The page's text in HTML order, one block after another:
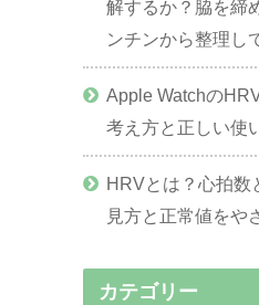
解するか？脇を締
ンチンから整理し
Apple Watchの
考え方と正しい使
HRVとは？心拍数
見方と正常値をや
カテゴリー